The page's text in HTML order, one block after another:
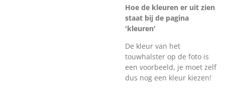
Hoe de kleuren er uit zien
staat bij de pagina
'kleuren'
De kleur van het
touwhalster op de foto is
een voorbeeld, je moet zelf
dus nog een kleur kiezen!